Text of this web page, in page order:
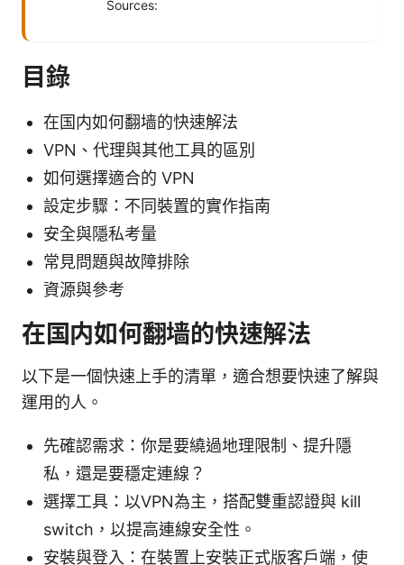
Sources:
目錄
在国内如何翻墙的快速解法
VPN、代理與其他工具的區別
如何選擇適合的 VPN
設定步驟：不同裝置的實作指南
安全與隱私考量
常見問題與故障排除
資源與參考
在国内如何翻墙的快速解法
以下是一個快速上手的清單，適合想要快速了解與
運用的人。
先確認需求：你是要繞過地理限制、提升隱
私，還是要穩定連線？
選擇工具：以VPN為主，搭配雙重認證與 kill
switch，以提高連線安全性。
安裝與登入：在裝置上安裝正式版客戶端，使